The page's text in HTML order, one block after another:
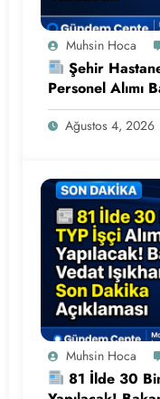
Muhsin Hoca
Şehir
Personel Alımı
Güvenlik, Klinik
Hizmetlisi
Ağustos 4, 2026
Muhsin Hoca
81 İlde 30